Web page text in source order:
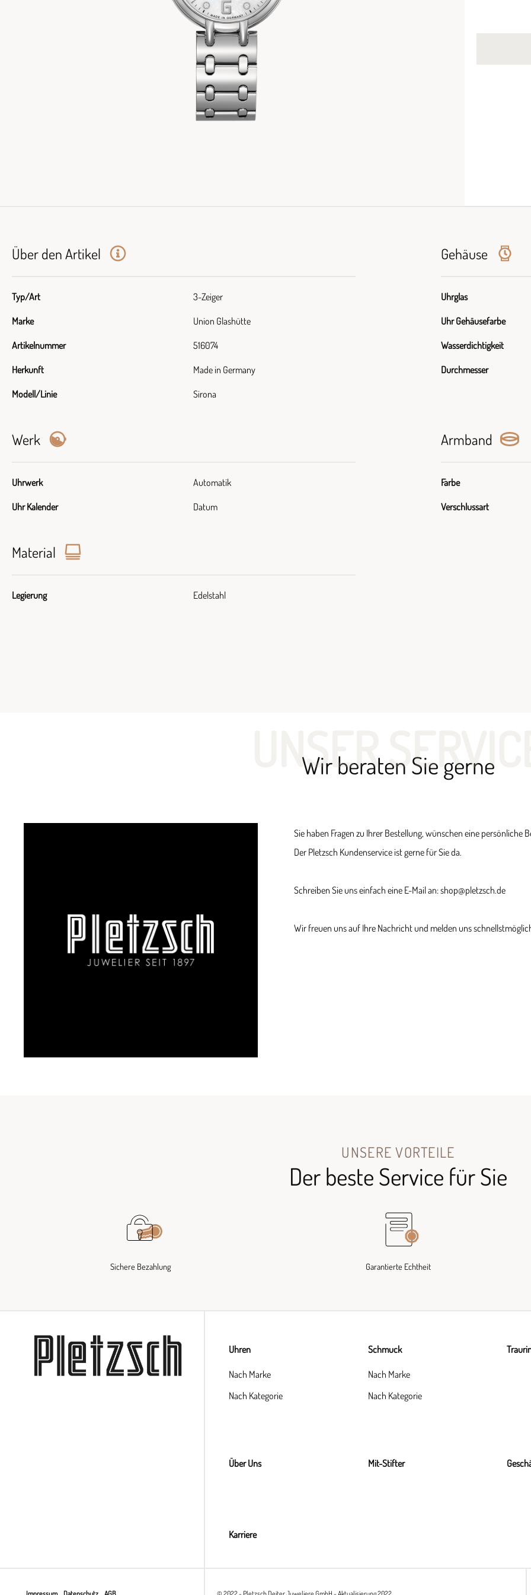
Über den Artikel
Typ/Art 3-Zeiger
Marke Union Glashütte
Artikelnummer 516074
Herkunft Made in Germany
Modell/Linie Sirona
Gehäuse
Uhrglas
Uhr Gehäusefarbe
Wasserdichtigkeit
Durchmesser
Werk
Uhrwerk Automatik
Uhr Kalender Datum
Armband
Farbe
Verschlussart
Material
Legierung Edelstahl
UNSER
Wir beraten Sie gerne
Sie haben Fragen zu Ihrer Bestellung, wünschen eine persönliche
Der Pletzsch Kundenservice ist gerne für Sie da.
Schreiben Sie uns einfach eine E-Mail an: shop@pletzsch.de
Wir freuen uns auf Ihre Nachricht und melden uns
UNSERE VORTEILE
Der beste Service für Sie
Sichere Bezahlung Garantierte Echtheit
Uhren
Nach Marke
Nach Kategorie
Schmuck
Nach Marke
Nach Kategorie
Über Uns Mit-Stifter
Karriere